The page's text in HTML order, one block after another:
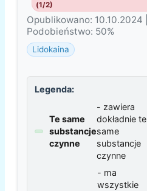
(1/2)
Opublikowano: 10.10.2024 |
Podobieństwo: 50%
Lidokaina
Legenda:
Te same
substancje
czynne
- zawiera
dokładnie te
same
substancje
czynne
- ma
wszystkie